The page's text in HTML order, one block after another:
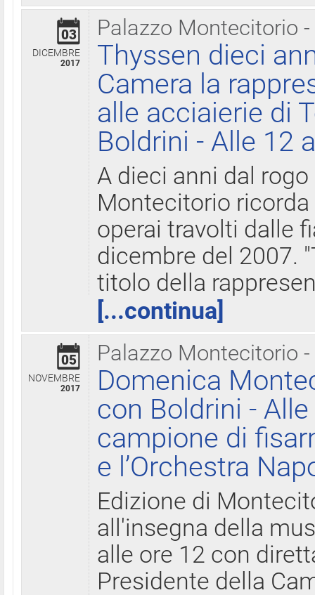
Palazzo Montecitorio
03
DICEMBRE
2017
Thyssen dieci
Camera la
alle acciaierie di
Boldrini - Alle 12
A dieci anni dal
Montecitorio
operai travolti dalle
dicembre del 2007.
titolo della
[...continua]
Palazzo Montecitorio
05
NOVEMBRE
2017
Domenica
con Boldrini -
campione di
e l’Orchestra
Edizione di
all'insegna della
alle ore 12 con
Presidente della